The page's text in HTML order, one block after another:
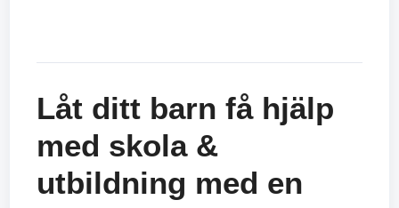
Låt ditt barn få hjälp
med skola &
utbildning med en